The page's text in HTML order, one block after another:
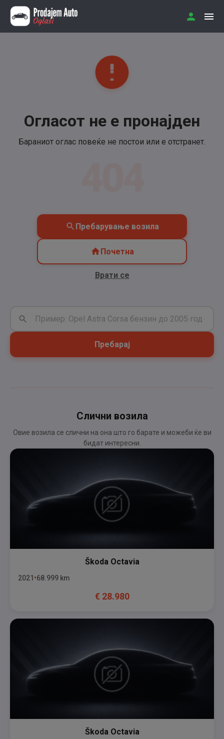
Огласот не е пронајден
Бараниот оглас повеќе не постои или е отстранет.
Пребарување возила
Почетна
Врати се
Пребарај
Слични возила
Овие возила се слични на она што го барате и можеби ќе ви
бидат интересни.
Škoda Octavia
2021 68.999 km
€ 28.980
Škoda Octavia